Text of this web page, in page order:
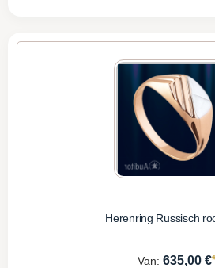
Herenring Russisch
Van: 635,00 €